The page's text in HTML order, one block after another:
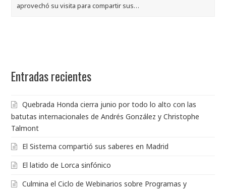
aprovechó su visita para compartir sus…
Entradas recientes
Quebrada Honda cierra junio por todo lo alto con las
batutas internacionales de Andrés González y Christophe
Talmont
El Sistema compartió sus saberes en Madrid
El latido de Lorca sinfónico
Culmina el Ciclo de Webinarios sobre Programas y